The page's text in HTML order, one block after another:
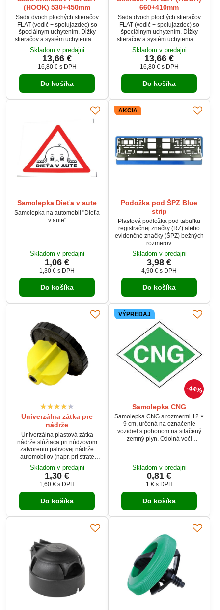
(HOOK) 530+450mm
Sada dvoch plochých stieračov
FLAT (vodič + spolujazdec) so
špeciálnym uchytením. Dĺžky
stieračov a systém uchytenia na
ramienko sú prispôsobené
vybraným vozidlám (pozri
tabuľku použitie).Vysoko kvalitný
pružný člen plochého stierače
zaisťuje rovnomerný tlak
grafitového britu v celej jeho
rozmazávanie nečistôt a
Skladom v predajni
13,66 €
16,80 € s DPH
Do košíka
660+410mm
Sada dvoch plochých stieračov
FLAT (vodič + spolujazdec) so
špeciálnym uchytením. Dĺžky
stieračov a systém uchytenia na
ramienko sú prispôsobené
vybraným vozidlám (pozri
tabuľku použitie).Vysoko kvalitný
pružný člen plochého stierače
zaisťuje rovnomerný tlak
grafitového britu v celej jeho
rozmazávanie nečistôt a
vytváranie pruhov.
Skladom v predajni
13,66 €
16,80 € s DPH
Do košíka
Samolepka Dieťa v aute
Samolepka na automobil "Dieťa
v aute"
Skladom v predajni
1,06 €
1,30 € s DPH
Do košíka
AKCIA
Podožka pod ŠPZ Blue
strip
Plastová podložka pod tabuľku
registračnej značky (RZ) alebo
evidenčné značky (ŠPZ) bežných
rozmerov.
Skladom v predajni
3,98 €
4,90 € s DPH
Do košíka
Univerzálna zátka pre
nádrže
Univerzálna plastová zátka
nádrže slúžiaca pri núdzovom
zatvoreniu palivovej nádrže
automobilov (napr. pri strate
pôvodného uzáveru, a pod.).
Možno použiť u väčšiny typu
osobných automobilov.
Skladom v predajni
1,30 €
1,60 € s DPH
Do košíka
44%
VÝPREDAJ
Samolepka CNG
Samolepka CNG s rozmermi 12 ×
9 cm, určená na označenie
vozidiel s pohonom na stlačený
zemný plyn. Odolná voči
Skladom v predajni
0,81 €
1 € s DPH
Do košíka